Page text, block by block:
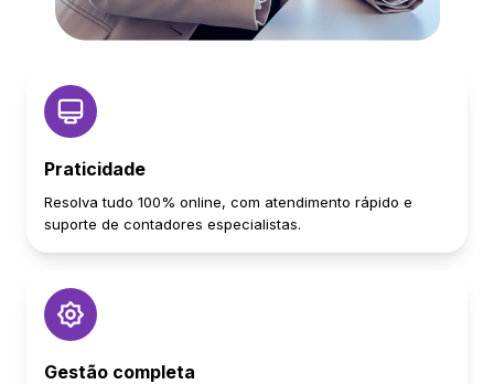
Praticidade
Resolva tudo 100% online, com atendimento rápido e
suporte de contadores especialistas.
Gestão completa